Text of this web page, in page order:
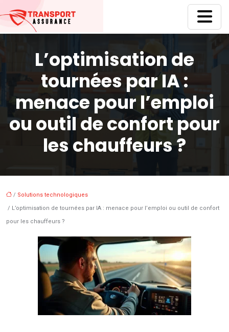
L’optimisation de
tournées par IA :
menace pour l’emploi
ou outil de confort pour
les chauffeurs ?
/ Solutions technologiques
/ L’optimisation de tournées par IA : menace pour l’emploi ou outil de confort
pour les chauffeurs ?